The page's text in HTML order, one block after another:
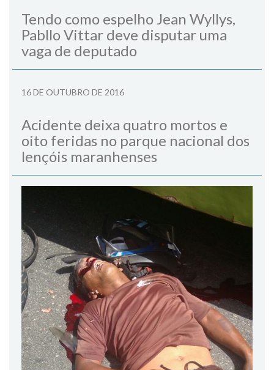
Tendo como espelho Jean Wyllys,
Pabllo Vittar deve disputar uma
vaga de deputado
16 DE OUTUBRO DE 2016
Acidente deixa quatro mortos e
oito feridas no parque nacional dos
lençóis maranhenses